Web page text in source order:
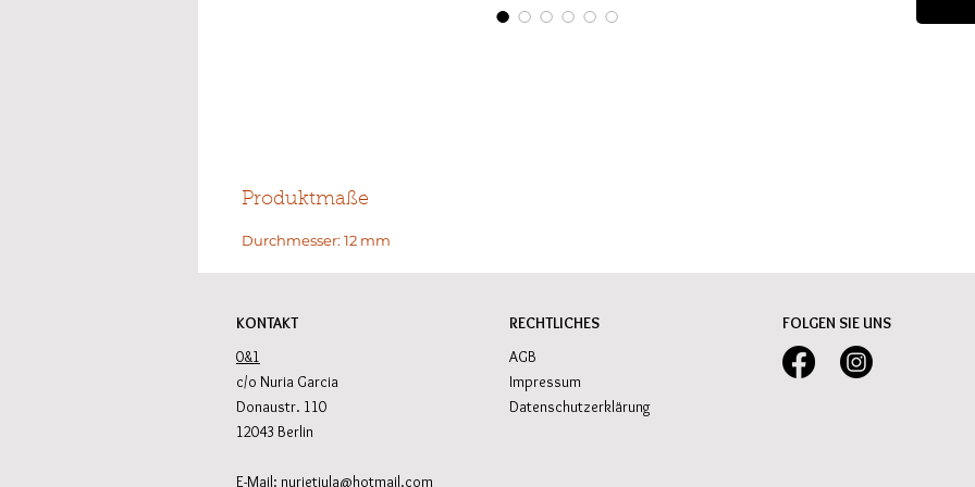
Produktmaße
Durchmesser: 12 mm
KONTAKT
0&1
c/o Nuria Garcia
Donaustr. 110
12043 Berlin
E-Mail: nurietiula@hotmail.com
RECHTLICHES
AGB
Impressum
Datenschutzerklärung
FOLGEN SIE UNS